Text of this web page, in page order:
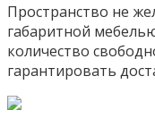
Пространство не
габаритной
количество
гарантировать